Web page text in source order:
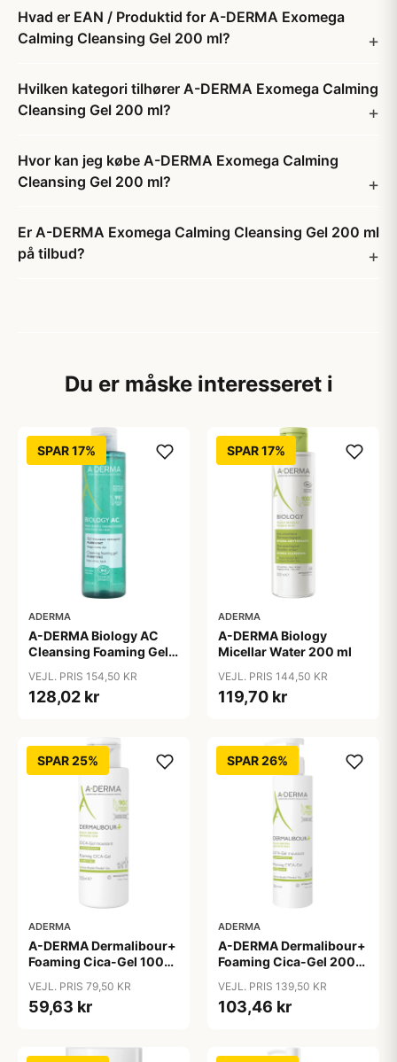
Hvad er EAN / Produktid for A-DERMA Exomega
Calming Cleansing Gel 200 ml?
Hvilken kategori tilhører A-DERMA Exomega Calming
Cleansing Gel 200 ml?
Hvor kan jeg købe A-DERMA Exomega Calming
Cleansing Gel 200 ml?
Er A-DERMA Exomega Calming Cleansing Gel 200 ml
på tilbud?
Du er måske interesseret i
SPAR 17%
ADERMA
A-DERMA Biology AC
Cleansing Foaming Gel
VEJL. PRIS 154,50 KR
128,02 kr
SPAR 17%
ADERMA
A-DERMA Biology
Micellar Water 200 ml
VEJL. PRIS 144,50 KR
119,70 kr
SPAR 25%
ADERMA
A-DERMA Dermalibour+
Foaming Cica-Gel 100
VEJL. PRIS 79,50 KR
59,63 kr
SPAR 26%
ADERMA
A-DERMA Dermalibour+
Foaming Cica-Gel 200
VEJL. PRIS 139,50 KR
103,46 kr